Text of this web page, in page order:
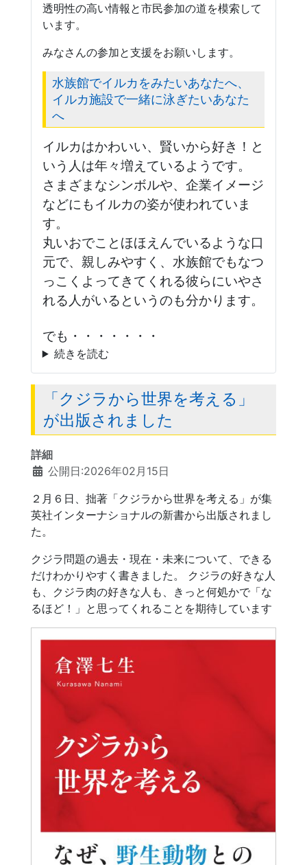
透明性の高い情報と市民参加の道を模索して
います。
みなさんの参加と支援をお願いします。
水族館でイルカをみたいあなたへ、
イルカ施設で一緒に泳ぎたいあなた
へ
イルカはかわいい、賢いから好き！と
いう人は年々増えているようです。
さまざまなシンボルや、企業イメージ
などにもイルカの姿が使われていま
す。
丸いおでことほほえんでいるような口
元で、親しみやすく、水族館でもなつ
っこくよってきてくれる彼らにいやさ
れる人がいるというのも分かります。
でも・・・・・・・
続きを読む
「クジラから世界を考える」
が出版されました
詳細
公開日:2026年02月15日
２月６日、拙著「クジラから世界を考える」が集
英社インターナショナルの新書から出版されまし
た。
クジラ問題の過去・現在・未来について、できる
だけわかりやすく書きました。 クジラの好きな人
も、クジラ肉の好きな人も、きっと何処かで「な
るほど！」と思ってくれることを期待しています